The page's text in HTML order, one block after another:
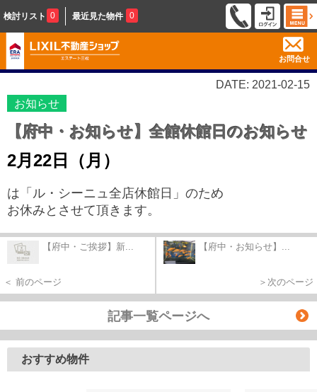
検討リスト 0 最近見た物件 0
お問合せ
DATE: 2021-02-15
お知らせ
【府中・お知らせ】全館休館日のお知らせ
2月22日（月）
は「ル・シーニュ全店休館日」のため
お休みとさせて頂きます。
【府中・ご挨拶】新...
＜ 前のページ
【府中・お知らせ】...
＞次のページ
記事一覧ページへ
おすすめ物件